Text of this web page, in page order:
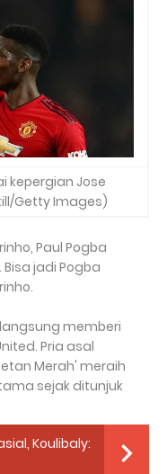
kepergian Jose
Getty Images)
Paul Pogba
jadi Pogba
memberi
Pria asal
Merah' meraih
sejak ditunjuk
Koulibaly: